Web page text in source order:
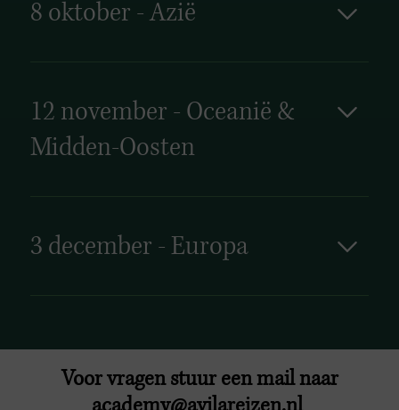
8 oktober - Azië
editie!
12 november - Oceanië &
Midden-Oosten
Oceanië & Midden-Oosten editie!
3 december - Europa
Voor vragen stuur een mail naar